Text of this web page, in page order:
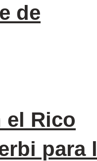
de
el Rico
para